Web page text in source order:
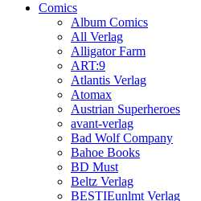
Comics
Album Comics
All Verlag
Alligator Farm
ART:9
Atlantis Verlag
Atomax
Austrian Superheroes
avant-verlag
Bad Wolf Company
Bahoe Books
BD Must
Beltz Verlag
BESTIEunlmt Verlag